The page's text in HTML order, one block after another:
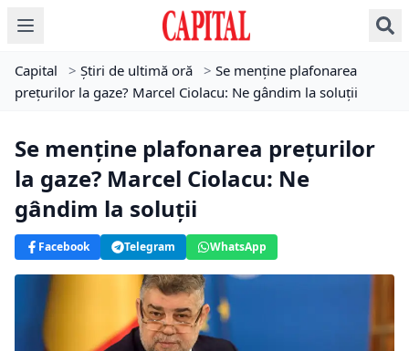
Capital > Știri de ultimă oră > Se menține plafonarea
prețurilor la gaze? Marcel Ciolacu: Ne gândim la soluții
Se menține plafonarea prețurilor
la gaze? Marcel Ciolacu: Ne
gândim la soluții
Facebook Telegram WhatsApp